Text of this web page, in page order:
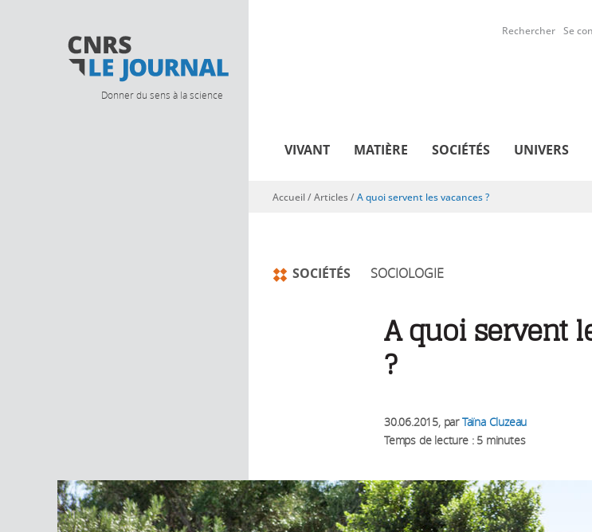
Donner du sens à la science
Rechercher Se
VIVANT MATIÈRE SOCIÉTÉS UNIVERS
Vous êtes ici
Accueil/Articles/A quoi servent les vacances ?
SOCIÉTÉS SOCIOLOGIE
A quoi servent
?
30.06.2015, parTaïna Cluzeau
Temps de lecture : 5 minutes